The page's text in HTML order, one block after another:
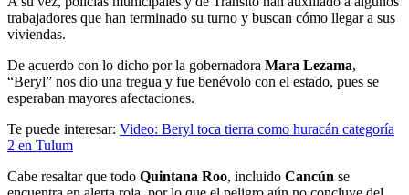
trabajadores que han terminado su turno y buscan cómo llegar a sus
viviendas.
De acuerdo con lo dicho por la gobernadora Mara Lezama,
“Beryl” nos dio una tregua y fue benévolo con el estado, pues se
esperaban mayores afectaciones.
Te puede interesar: Video: Beryl toca tierra como huracán categoría
2 en Tulum
Cabe resaltar que todo Quintana Roo, incluido Cancún se